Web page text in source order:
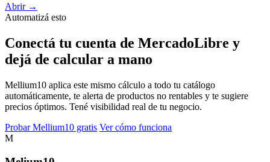
Abrir →
Automatizá esto
Conectá tu cuenta de MercadoLibre y
dejá de calcular a mano
Mellium10 aplica este mismo cálculo a todo tu catálogo
automáticamente, te alerta de productos no rentables y te sugiere
precios óptimos. Tené visibilidad real de tu negocio.
Probar Mellium10 gratis Ver cómo funciona
M